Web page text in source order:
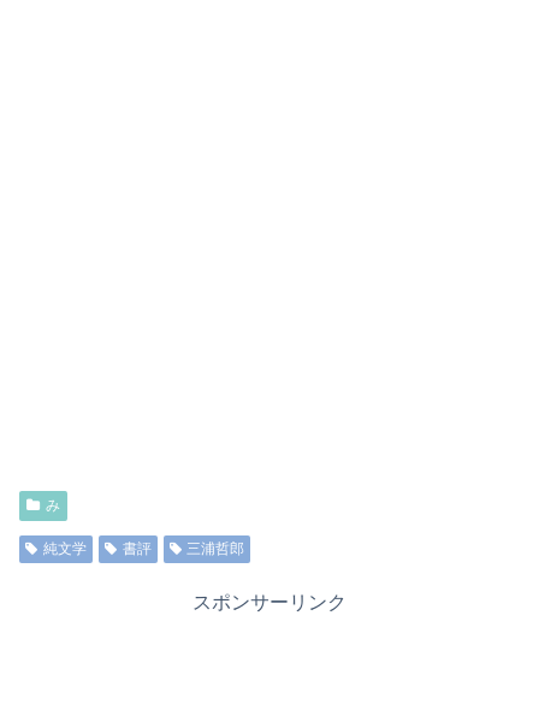
み
純文学 書評 三浦哲郎
スポンサーリンク